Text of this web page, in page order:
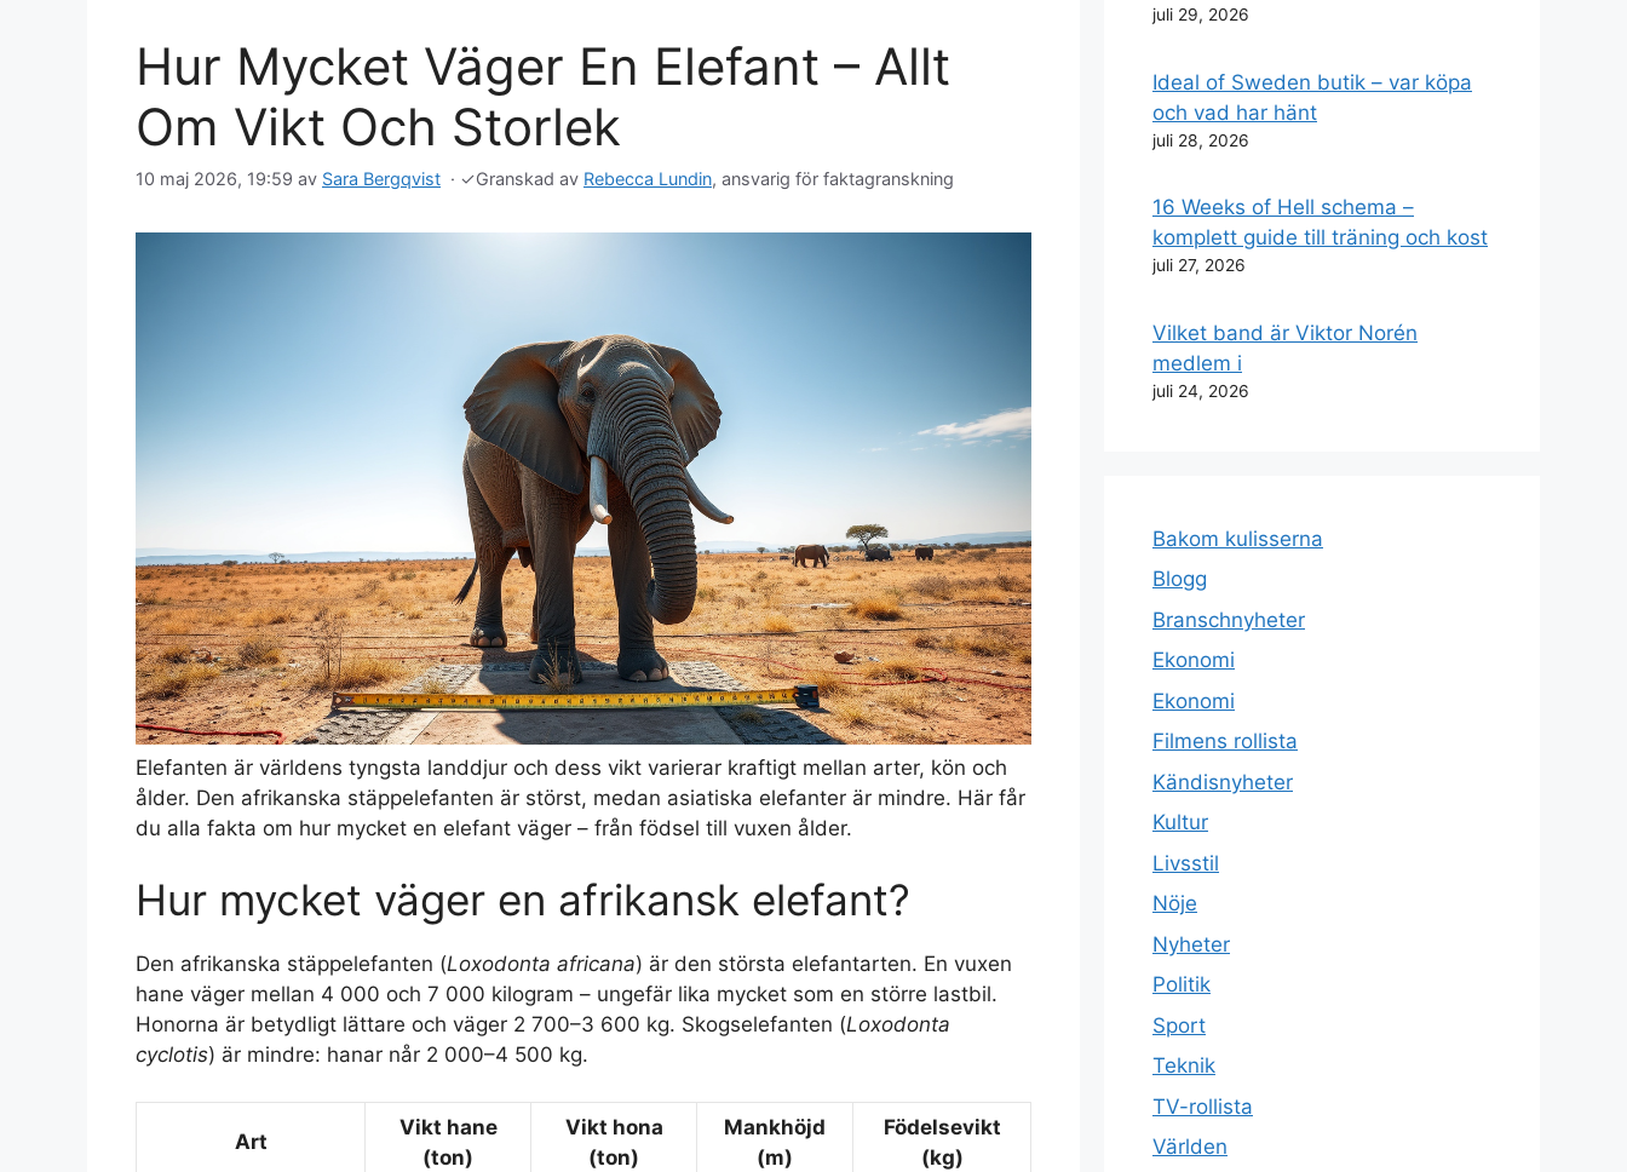
Hur Mycket Väger En Elefant – Allt
Om Vikt Och Storlek
10 maj 2026, 19:59 av Sara Bergqvist · ✓Granskad av Rebecca Lundin, ansvarig för faktagranskning
Elefanten är världens tyngsta landdjur och dess vikt varierar kraftigt mellan arter, kön och
ålder. Den afrikanska stäppelefanten är störst, medan asiatiska elefanter är mindre. Här får
du alla fakta om hur mycket en elefant väger – från födsel till vuxen ålder.
Hur mycket väger en afrikansk elefant?
Den afrikanska stäppelefanten (Loxodonta africana) är den största elefantarten. En vuxen
hane väger mellan 4 000 och 7 000 kilogram – ungefär lika mycket som en större lastbil.
Honorna är betydligt lättare och väger 2 700–3 600 kg. Skogselefanten (Loxodonta
cyclotis) är mindre: hanar når 2 000–4 500 kg.
Art
Vikt hane
(ton)
Vikt hona
(ton)
Mankhöjd
(m)
Födelsevikt
(kg)
juli 29, 2026
Ideal of Sweden butik – var köpa
och vad har hänt
juli 28, 2026
16 Weeks of Hell schema –
komplett guide till träning och kost
juli 27, 2026
Vilket band är Viktor Norén
medlem i
juli 24, 2026
Bakom kulisserna
Blogg
Branschnyheter
Ekonomi
Ekonomi
Filmens rollista
Kändisnyheter
Kultur
Livsstil
Nöje
Nyheter
Politik
Sport
Teknik
TV-rollista
Världen